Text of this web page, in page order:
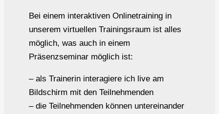
Bei einem interaktiven Onlinetraining in
unserem virtuellen Trainingsraum ist alles
möglich, was auch in einem
Präsenzseminar möglich ist:
– als Trainerin interagiere ich live am
Bildschirm mit den Teilnehmenden
– die Teilnehmenden können untereinander